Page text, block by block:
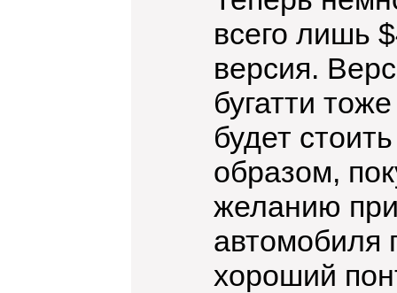
всего лишь
версия.
бугатти
будет
образом,
желанию
автомобиля
хороший